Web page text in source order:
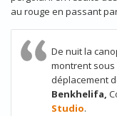
au rouge en passant
De nuit la
montrent
déplacement
Benkhelifa,
Studio.